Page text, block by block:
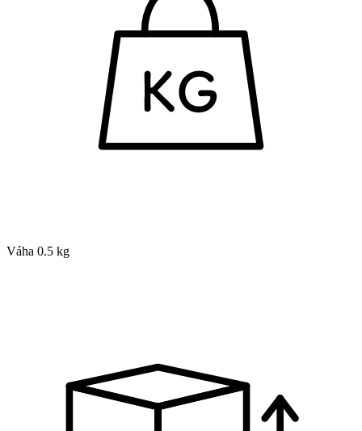
Váha 0.5 kg